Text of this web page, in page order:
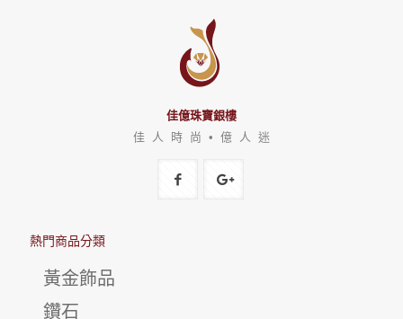
佳億珠寶銀樓
佳 人 時 尚 • 億 人 迷
熱門商品分類
黃金飾品
鑽石